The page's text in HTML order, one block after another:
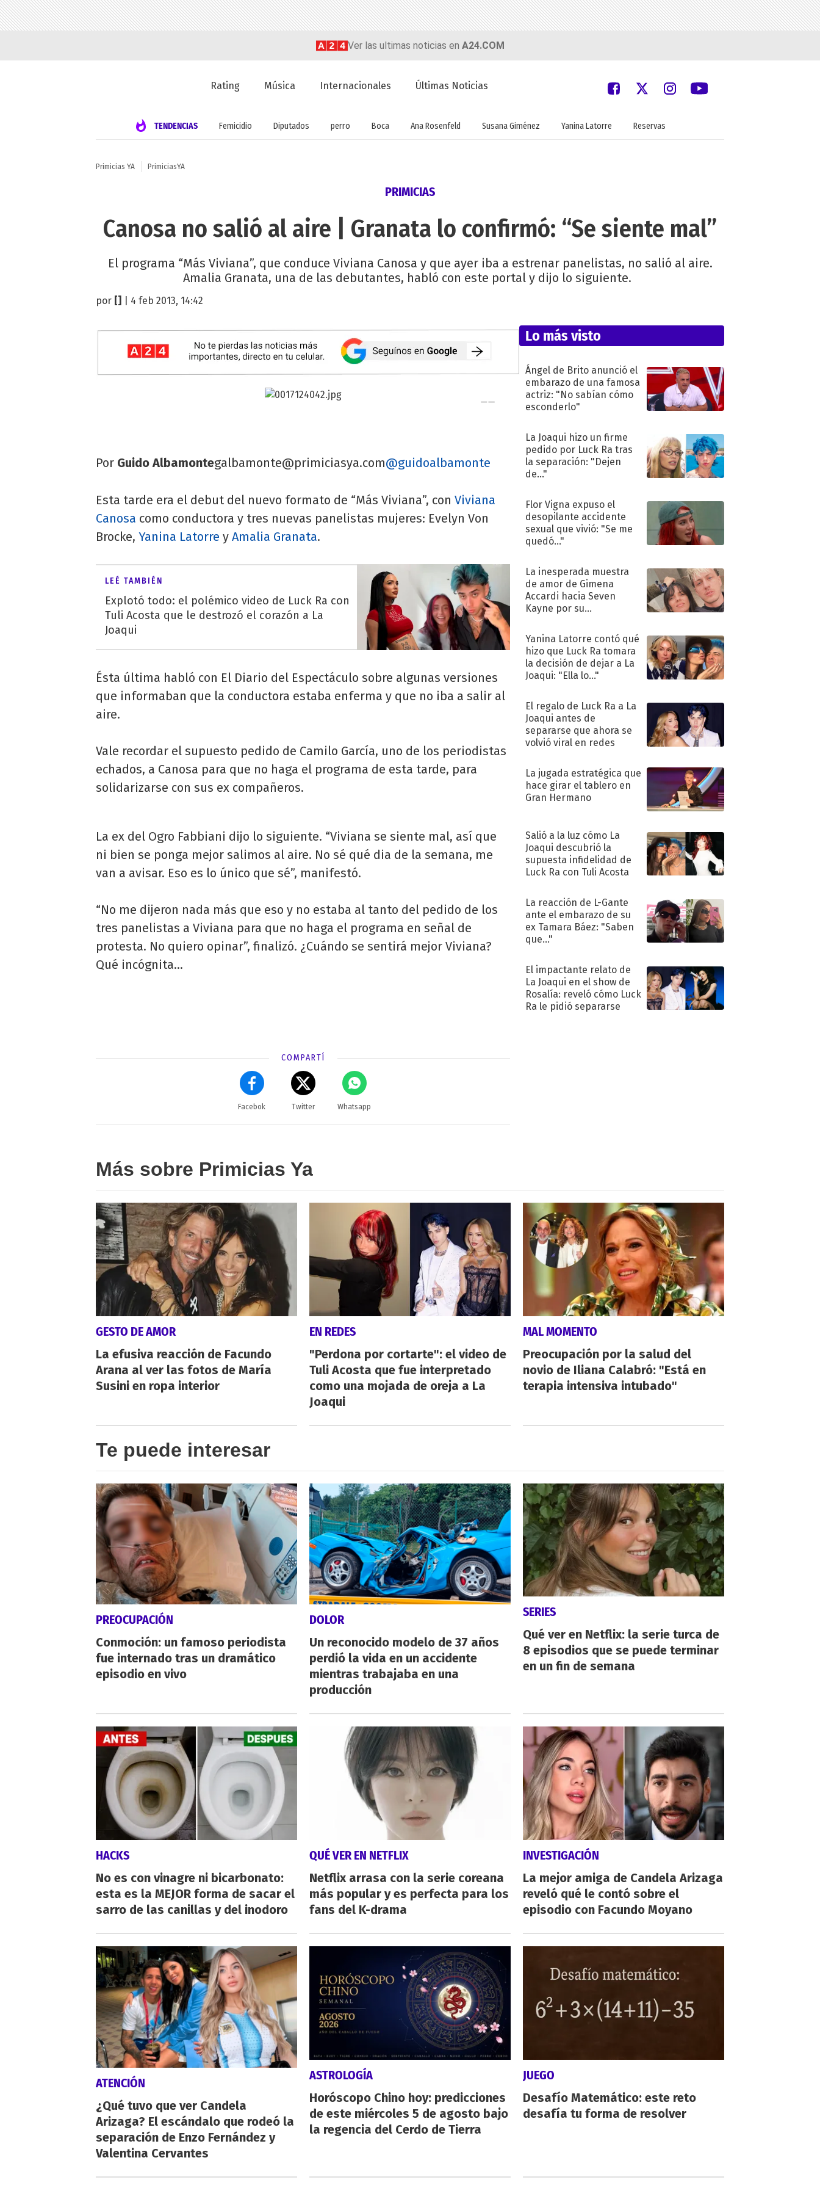
Ver las ultimas noticias en A24.COM
Rating Música Internacionales Últimas Noticias
TENDENCIAS Femicidio Diputados perro Boca Ana Rosenfeld Susana Giménez Yanina Latorre Reservas
Primicias YA PrimiciasYA
PRIMICIAS
Canosa no salió al aire | Granata lo confirmó: “Se siente mal”
El programa “Más Viviana”, que conduce Viviana Canosa y que ayer iba a estrenar panelistas, no salió al aire.
Amalia Granata, una de las debutantes, habló con este portal y dijo lo siguiente.
por | 4 feb 2013, 14:42
Por Guido Albamontegalbamonte@primiciasya.com@guidoalbamonte
Esta tarde era el debut del nuevo formato de “Más Viviana”, con Viviana
Canosa como conductora y tres nuevas panelistas mujeres: Evelyn Von
Brocke, Yanina Latorre y Amalia Granata.
LEÉ TAMBIÉN
Explotó todo: el polémico video de Luck Ra con
Tuli Acosta que le destrozó el corazón a La
Joaqui
Ésta última habló con El Diario del Espectáculo sobre algunas versiones
que informaban que la conductora estaba enferma y que no iba a salir al
aire.
Vale recordar el supuesto pedido de Camilo García, uno de los periodistas
echados, a Canosa para que no haga el programa de esta tarde, para
solidarizarse con sus ex compañeros.
La ex del Ogro Fabbiani dijo lo siguiente. “Viviana se siente mal, así que
ni bien se ponga mejor salimos al aire. No sé qué dia de la semana, me
van a avisar. Eso es lo único que sé”, manifestó.
“No me dijeron nada más que eso y no estaba al tanto del pedido de los
tres panelistas a Viviana para que no haga el programa en señal de
protesta. No quiero opinar”, finalizó. ¿Cuándo se sentirá mejor Viviana?
Qué incógnita…
COMPARTÍ
Facebok Twitter Whatsapp
Lo más visto
Ángel de Brito anunció el
embarazo de una famosa
actriz: "No sabían cómo
esconderlo"
La Joaqui hizo un firme
pedido por Luck Ra tras
la separación: "Dejen
de..."
Flor Vigna expuso el
desopilante accidente
sexual que vivió: "Se me
quedó..."
La inesperada muestra
de amor de Gimena
Accardi hacia Seven
Kayne por su
Yanina Latorre contó qué
hizo que Luck Ra tomara
la decisión de dejar a La
Joaqui: "Ella lo..."
El regalo de Luck Ra a La
Joaqui antes de
separarse que ahora se
volvió viral en redes
La jugada estratégica que
hace girar el tablero en
Gran Hermano
Salió a la luz cómo La
Joaqui descubrió la
supuesta infidelidad de
Luck Ra con Tuli Acosta
La reacción de L-Gante
ante el embarazo de su
ex Tamara Báez: "Saben
que..."
El impactante relato de
La Joaqui en el show de
Rosalía: reveló cómo Luck
Ra le pidió separarse
Más sobre Primicias Ya
GESTO DE AMOR
La efusiva reacción de Facundo
Arana al ver las fotos de María
Susini en ropa interior
EN REDES
"Perdona por cortarte": el video de
Tuli Acosta que fue interpretado
como una mojada de oreja a La
Joaqui
MAL MOMENTO
Preocupación por la salud del
novio de Iliana Calabró: "Está en
terapia intensiva intubado"
Te puede interesar
PREOCUPACIÓN
Conmoción: un famoso periodista
fue internado tras un dramático
episodio en vivo
DOLOR
Un reconocido modelo de 37 años
perdió la vida en un accidente
mientras trabajaba en una
producción
SERIES
Qué ver en Netflix: la serie turca de
8 episodios que se puede terminar
en un fin de semana
HACKS
No es con vinagre ni bicarbonato:
esta es la MEJOR forma de sacar el
sarro de las canillas y del inodoro
QUÉ VER EN NETFLIX
Netflix arrasa con la serie coreana
más popular y es perfecta para los
fans del K-drama
INVESTIGACIÓN
La mejor amiga de Candela Arizaga
reveló qué le contó sobre el
episodio con Facundo Moyano
ATENCIÓN
¿Qué tuvo que ver Candela
Arizaga? El escándalo que rodeó la
separación de Enzo Fernández y
Valentina Cervantes
ASTROLOGÍA
Horóscopo Chino hoy: predicciones
de este miércoles 5 de agosto bajo
la regencia del Cerdo de Tierra
JUEGO
Desafío Matemático: este reto
desafía tu forma de resolver